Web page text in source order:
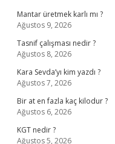
Mantar üretmek karlı mı ?
Ağustos 9, 2026
Tasnif çalışması nedir ?
Ağustos 8, 2026
Kara Sevda’yı kim yazdı ?
Ağustos 7, 2026
Bir at en fazla kaç kilodur ?
Ağustos 6, 2026
KGT nedir ?
Ağustos 5, 2026